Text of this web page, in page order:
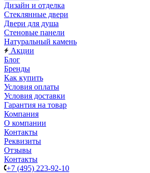
Дизайн и отделка
Стеклянные двери
Двери для душа
Стеновые панели
Натуральный камень
Акции
Блог
Бренды
Как купить
Условия оплаты
Условия доставки
Гарантия на товар
Компания
О компании
Контакты
Реквизиты
Отзывы
Контакты
+7 (495) 223-92-10